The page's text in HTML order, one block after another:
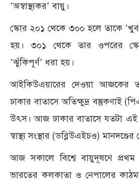
‘অস্বাস্থ্যকর’ বায়ু।
স্কোর ২০১ থেকে ৩০০ হলে তাকে
হয়। ৩০১ থেকে তার ওপরের
‘ঝুঁকিপূর্ণ’ ধরা হয়।
আইকিউএয়ারের দেওয়া আজকের
ঢাকার বাতাসে অতিক্ষুদ্র বস্তুকণাই
উৎস। আজ ঢাকার বাতাসে যতটা এই
স্বাস্থ্য সংস্থার (ডব্লিউএইচও)
আজ সকালে বিশ্বে বায়ুদূষণে প্রথম
ভারতের কলকাতা ও নেপালের